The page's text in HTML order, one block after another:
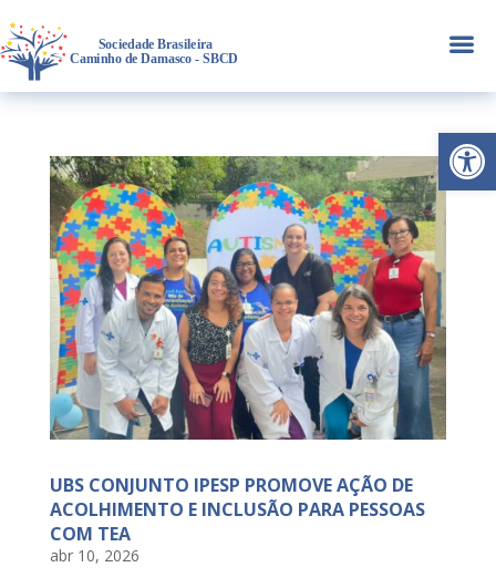
Abrir
a
UBS CONJUNTO IPESP PROMOVE AÇÃO DE
ACOLHIMENTO E INCLUSÃO PARA PESSOAS
COM TEA
abr 10, 2026